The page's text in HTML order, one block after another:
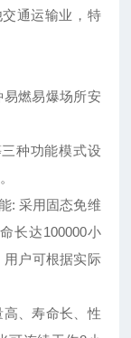
通运输业，特
易燃易爆场所安
种功能模式设
: 采用固态免维
长达100000小
户可根据实际
高、寿命长、性